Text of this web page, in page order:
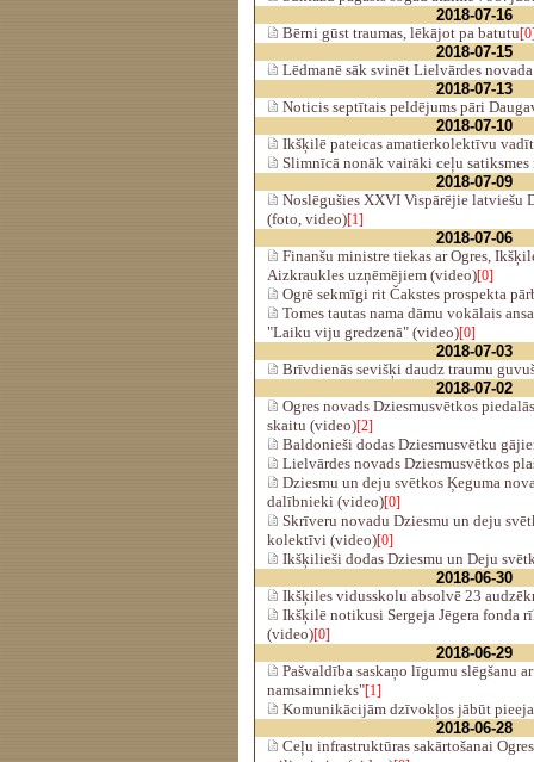
2018-07-16
Bērni gūst traumas, lēkājot pa batutu
2018-07-15
Lēdmanē sāk svinēt Lielvārdes
2018-07-13
Noticis septītais peldējums pāri
2018-07-10
Ikšķilē pateicas amatierkolektīvu
Slimnīcā nonāk vairāki ceļu
2018-07-09
Noslēgušies XXVI Vispārējie latviešu
(foto, video)[1]
2018-07-06
Finanšu ministre tiekas ar Ogres,
Aizkraukles uzņēmējiem (video)[0]
Ogrē sekmīgi rit Čakstes prospekta
Tomes tautas nama dāmu vokālais
"Laiku viju gredzenā" (video)[0]
2018-07-03
Brīvdienās sevišķi daudz traumu
2018-07-02
Ogres novads Dziesmusvētkos
skaitu (video)[2]
Baldonieši dodas Dziesmusvētku
Lielvārdes novads Dziesmusvētkos
Dziesmu un deju svētkos Ķeguma
dalībnieki (video)[0]
Skrīveru novadu Dziesmu un deju
kolektīvi (video)[0]
Ikšķilieši dodas Dziesmu un Deju
2018-06-30
Ikšķiles vidusskolu absolvē 23
Ikšķilē notikusi Sergeja Jēgera fonda
(video)[0]
2018-06-29
Pašvaldība saskaņo līgumu slēgšanu
namsaimnieks"[1]
Komunikācijām dzīvokļos jābūt
2018-06-28
Ceļu infrastruktūras sakārtošanai